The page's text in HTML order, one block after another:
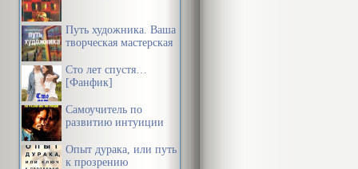
Путь художника. Ваша
творческая мастерская
Сто лет спустя…
[Фанфик]
Самоучитель по
развитию интуиции
Опыт дурака, или путь
к прозрению